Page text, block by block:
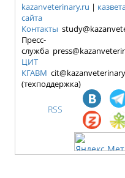
kazanveterinary.ru |
сайта
Контакты
Пресс-
служба
ЦИТ
КГАВМ
(техподдержка)
RSS